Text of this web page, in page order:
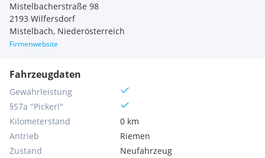
Mistelbacherstraße 98
2193 Wilfersdorf
Mistelbach, Niederösterreich
Firmenwebsite
Fahrzeugdaten
Gewährleistung
§57a "Pickerl"
Kilometerstand
0 km
Antrieb
Riemen
Zustand
Neufahrzeug